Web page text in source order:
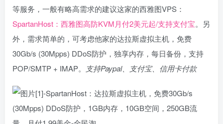
等服务，一般有略高需求的建议这家的西雅图VPS：
SpartanHost：西雅图高防KVM月付2美元起/支持支付宝。另
外，需求简单的，可考虑他家的达拉斯虚拟主机，免费
30Gb/s (30Mpps) DDoS防护，独享内存，每日备份，支持
POP/SMTP + IMAP。
支持Paypal、支付宝、信用卡付款